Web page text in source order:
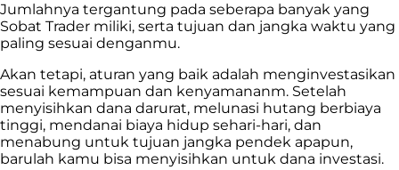
Jumlahnya tergantung pada seberapa banyak yang
Sobat Trader miliki, serta tujuan dan jangka waktu yang
paling sesuai denganmu.
Akan tetapi, aturan yang baik adalah menginvestasikan
sesuai kemampuan dan kenyamananm. Setelah
menyisihkan dana darurat, melunasi hutang berbiaya
tinggi, mendanai biaya hidup sehari-hari, dan
menabung untuk tujuan jangka pendek apapun,
barulah kamu bisa menyisihkan untuk dana investasi.